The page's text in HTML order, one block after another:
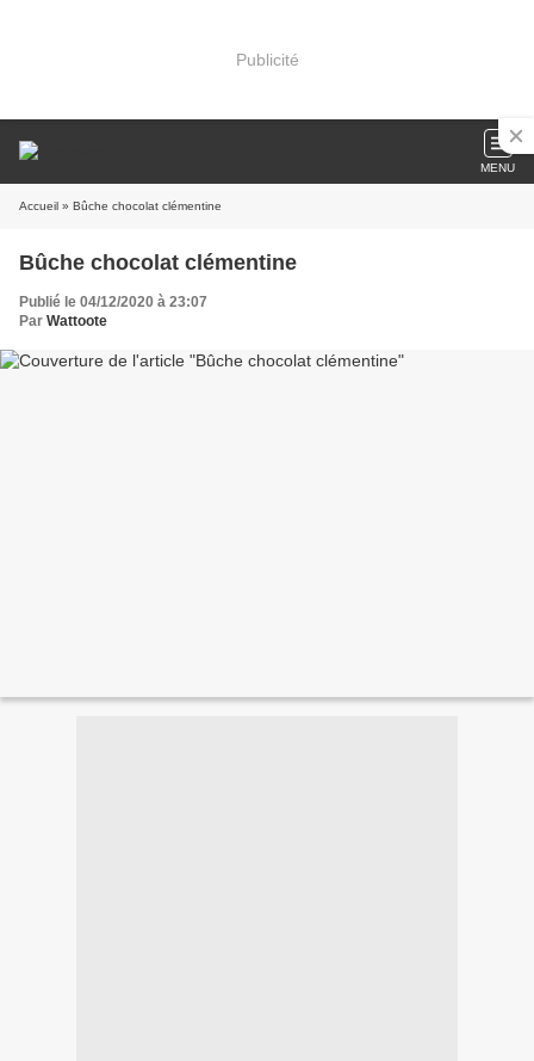
Publicité
MENU
Accueil » Bûche chocolat clémentine
Bûche chocolat clémentine
Publié le 04/12/2020 à 23:07
Par Wattoote